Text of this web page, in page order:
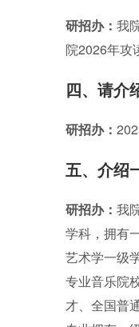
研招办： 我
院2026年攻
四、请介
研招办：
五、介绍
研招办： 我
学科，拥有
艺术学一级
专业音乐院
才、全国普